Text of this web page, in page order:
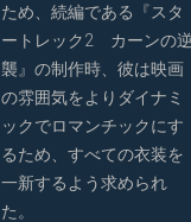
ため、続編である『スタ
ートレック2 カーンの
襲』の制作時、彼は映画
の雰囲気をよりダイナミ
ックでロマンチックにす
るため、すべての衣装を
一新するよう求められ
た。